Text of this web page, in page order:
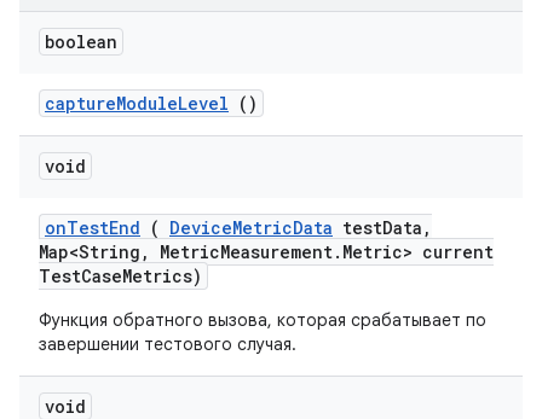
boolean
captureModuleLevel ()
void
onTestEnd ( DeviceMetricData testData ,
Map<String , MetricMeasurement. Metric> current
TestCaseMetrics)
Функция обратного вызова, которая срабатывает по
завершении тестового случая.
void